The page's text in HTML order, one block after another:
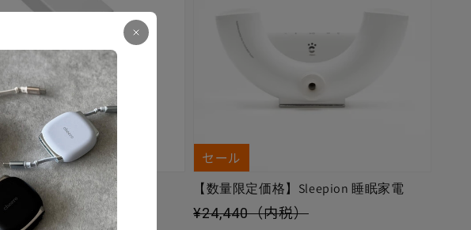
準固体電池
（内税）
セール
【数量限定価格】Sleepion 睡眠家電
セール価格
¥24,440（内税）